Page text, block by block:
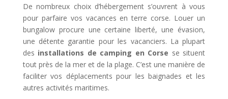
De nombreux choix d’hébergement s’ouvrent à vous
pour parfaire vos vacances en terre corse. Louer un
bungalow procure une certaine liberté, une évasion,
une détente garantie pour les vacanciers. La plupart
des installations de camping en Corse se situent
tout près de la mer et de la plage. C’est une manière de
faciliter vos déplacements pour les baignades et les
autres activités maritimes.